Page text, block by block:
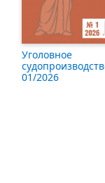
Уголовное
01/2026